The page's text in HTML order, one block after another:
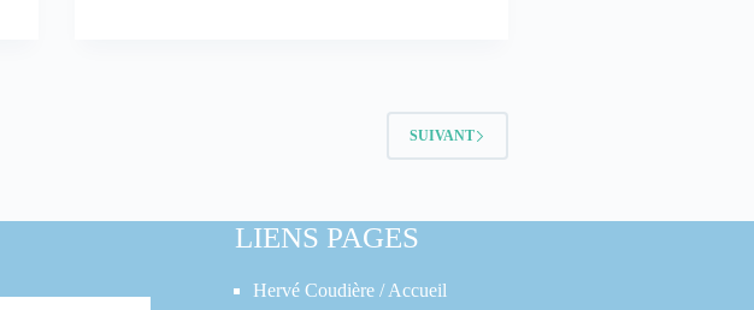
SUIVANT
LIENS PAGES
Hervé Coudière / Accueil